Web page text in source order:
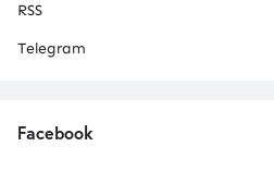
RSS
Telegram
Facebook